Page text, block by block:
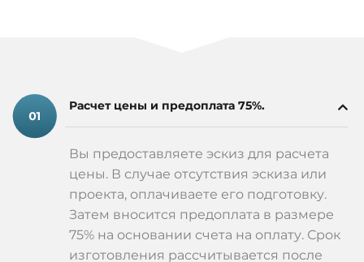
Расчет цены и предоплата 75%.
Вы предоставляете эскиз для расчета
цены. В случае отсутствия эскиза или
проекта, оплачиваете его подготовку.
Затем вносится предоплата в размере
75% на основании счета на оплату. Срок
изготовления рассчитывается после